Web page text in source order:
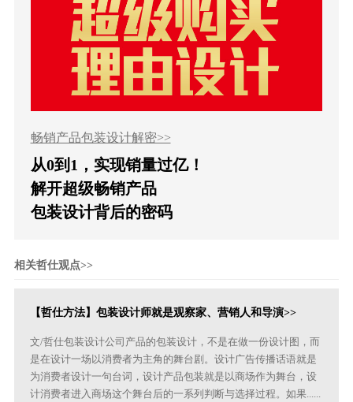
畅销产品包装设计解密>>
从0到1，实现销量过亿！
解开超级畅销产品
包装设计背后的密码
相关哲仕观点>>
【哲仕方法】包装设计师就是观察家、营销人和导演>>
文/哲仕包装设计公司产品的包装设计，不是在做一份设计图，而
是在设计一场以消费者为主角的舞台剧。设计广告传播话语就是
为消费者设计一句台词，设计产品包装就是以商场作为舞台，设
计消费者进入商场这个舞台后的一系列判断与选择过程。如果......